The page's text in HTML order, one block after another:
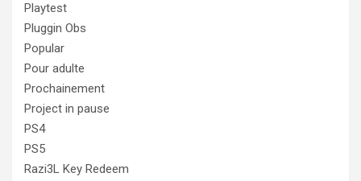
Playtest
Pluggin Obs
Popular
Pour adulte
Prochainement
Project in pause
PS4
PS5
Razi3L Key Redeem